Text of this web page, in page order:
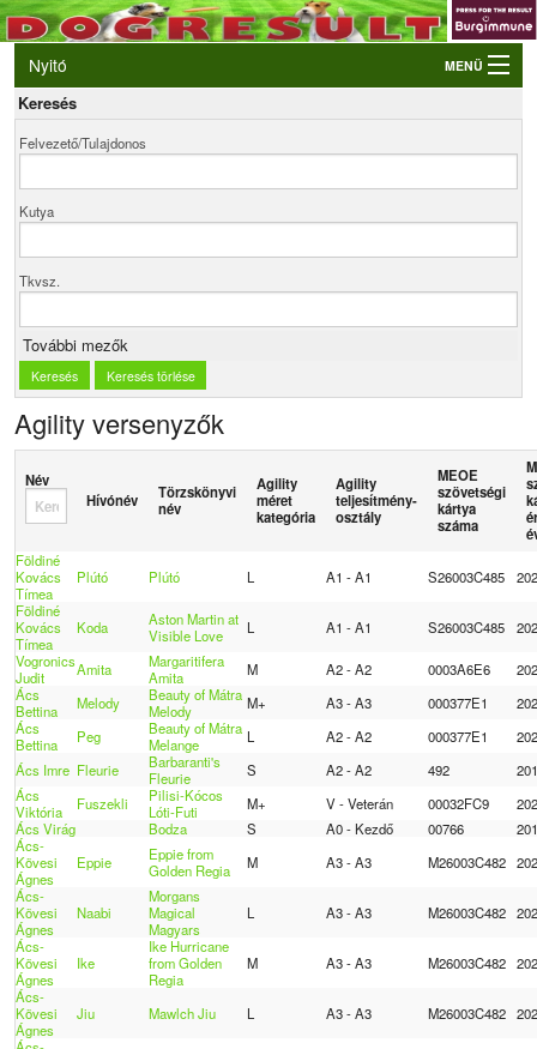
Nyitó MENÜ
Belépés
VB és EO válogatók
Rendezvények
Keresés
Felvezető/Tulajdonos
Kutya
Tkvsz.
További mezők
Agility versenyzők
Név
Hívónév
Törzskönyvi
név
Agility
méret
kategória
Agility
teljesítmény-
osztály
MEOE
szövetségi
kártya
száma
Földiné
Kovács
Tímea
Plútó Plútó L A1 - A1 S26003C485
Földiné
Kovács
Tímea
Koda
Aston Martin at
Visible Love
L A1 - A1 S26003C485
Vogronics
Judit
Amita
Margaritifera
Amita
M A2 - A2 0003A6E6
Ács
Bettina
Melody
Beauty of Mátra
Melody
M+ A3 - A3 000377E1
Ács
Bettina
Peg
Beauty of Mátra
Melange
L A2 - A2 000377E1
Ács Imre Fleurie
Barbaranti's
Fleurie
S A2 - A2 492
Ács
Viktória
Fuszekli
Pilisi-Kócos
Lóti-Futi
M+ V - Veterán 00032FC9
Ács Virág
Bodza S A0 - Kezdő 00766
Ács-
Kövesi
Ágnes
Eppie
Eppie from
Golden Regia
M A3 - A3 M26003C482
Ács-
Kövesi
Ágnes
Naabi
Morgans
Magical
Magyars
L A3 - A3 M26003C482
Ács-
Kövesi
Ágnes
Ike
Ike Hurricane
from Golden
Regia
M A3 - A3 M26003C482
Ács-
Kövesi
Ágnes
Jiu Mawlch Jiu L A3 - A3 M26003C482